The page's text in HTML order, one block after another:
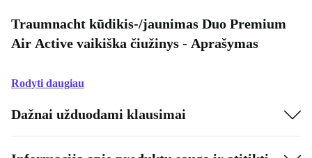
Traumnacht kūdikis-/jaunimas Duo Premium
Air Active vaikiška čiužinys - Aprašymas
Rodyti daugiau
Dažnai užduodami klausimai